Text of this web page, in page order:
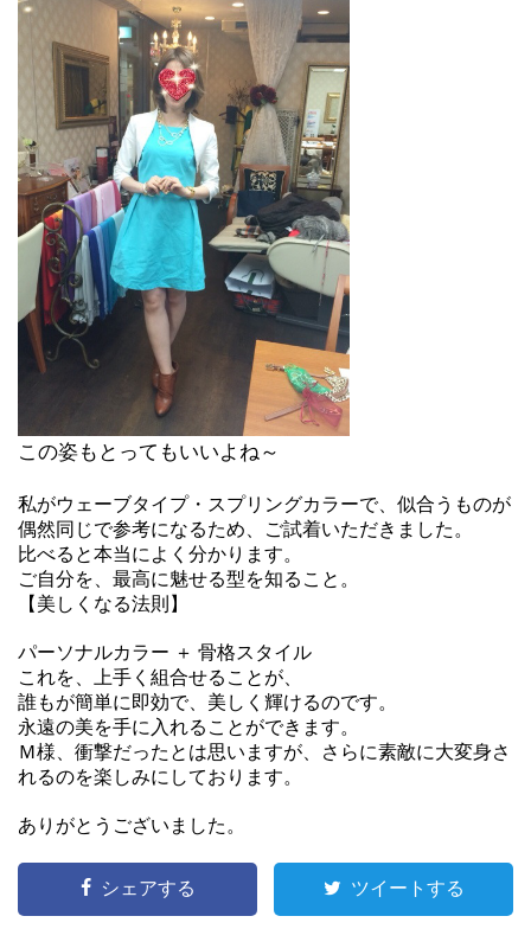
この姿もとってもいいよね～
私がウェーブタイプ・スプリングカラーで、似合うものが
偶然同じで参考になるため、ご試着いただきました。
比べると本当によく分かります。
ご自分を、最高に魅せる型を知ること。
【美しくなる法則】
パーソナルカラー ＋ 骨格スタイル
これを、上手く組合せることが、
誰もが簡単に即効で、美しく輝けるのです。
永遠の美を手に入れることができます。
Ｍ様、衝撃だったとは思いますが、さらに素敵に大変身さ
れるのを楽しみにしております。
ありがとうございました。
シェアする ツイートする